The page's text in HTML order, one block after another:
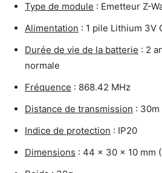
Type de module : Emetteur Z-
Alimentation : 1 pile Lithium 3V
Durée de vie de la batterie : 2
normale
Fréquence : 868.42 MHz
Distance de transmission :
Indice de protection : IP20
Dimensions : 44 x 30 x 10 mm